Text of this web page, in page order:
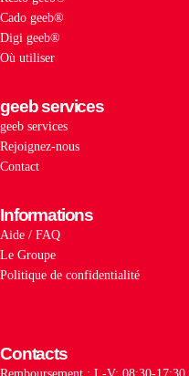
Cado geeb®
Digi geeb®
Où utiliser
geeb services
geeb services
Rejoignez-nous
Contact
Informations
Aide / FAQ
Le Groupe
Politique de confidentialité
Contacts